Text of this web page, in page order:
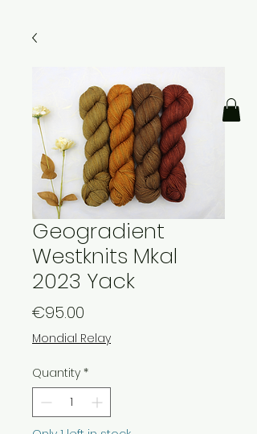
Geogradient
Westknits Mkal
2023 Yack
€95.00
Mondial Relay
Quantity *